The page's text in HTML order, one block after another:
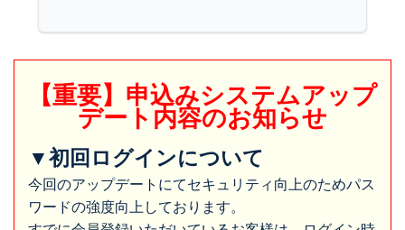
【重要】申込みシステムアップ
デート内容のお知らせ
▼初回ログインについて
今回のアップデートにてセキュリティ向上のためパス
ワードの強度向上しております。